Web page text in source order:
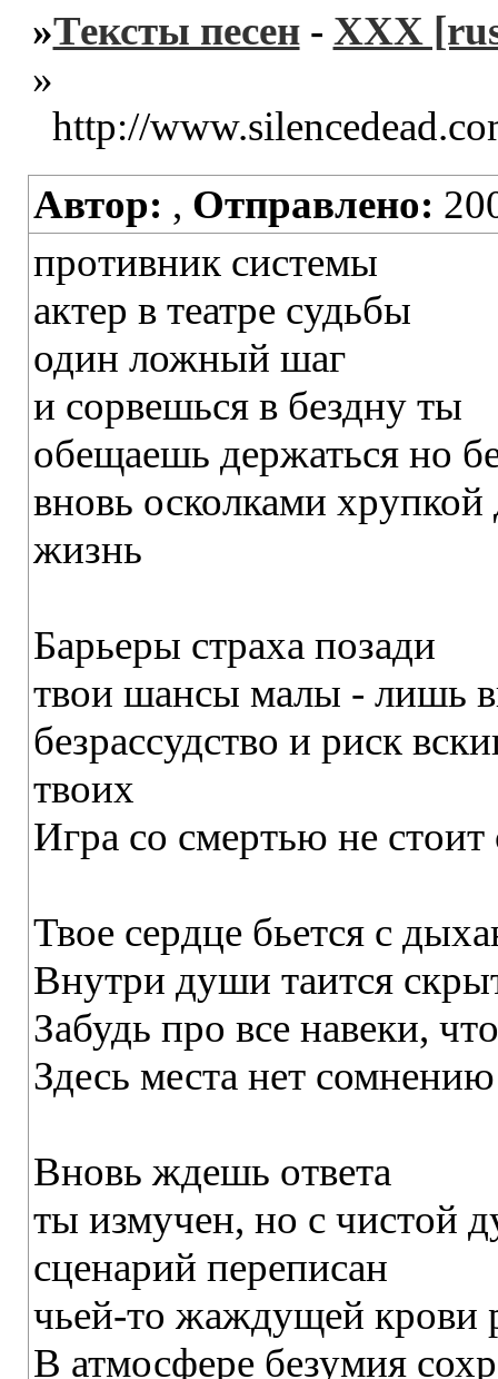
»Тексты песен- XXX
»
http://
Автор: , Отправлено:
противник системы
актер в театре судьбы
один ложный шаг
и сорвешься в бездну ты
обещаешь держаться но
вновь осколками хрупкой
жизнь
Барьеры страха позади
твои шансы малы - лишь
безрассудство и риск
твоих
Игра со смертью не
Твое сердце бьется с
Внутри души таится
Забудь про все навеки,
Здесь места нет
Вновь ждешь ответа
ты измучен, но с чистой
сценарий переписан
чьей-то жаждущей крови
В атмосфере безумия